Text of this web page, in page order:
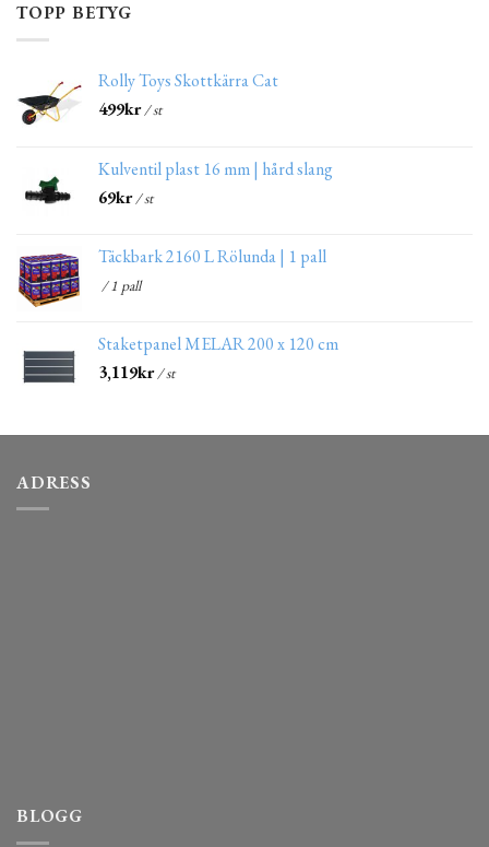
TOPP BETYG
Rolly Toys Skottkärra Cat
499kr/ st
Kulventil plast 16 mm | hård slang
69kr/ st
Täckbark 2160 L Rölunda | 1 pall
/ 1 pall
Staketpanel MELAR 200 x 120 cm
3,119kr/ st
ADRESS
BLOGG